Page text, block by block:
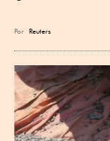
Por Reuters